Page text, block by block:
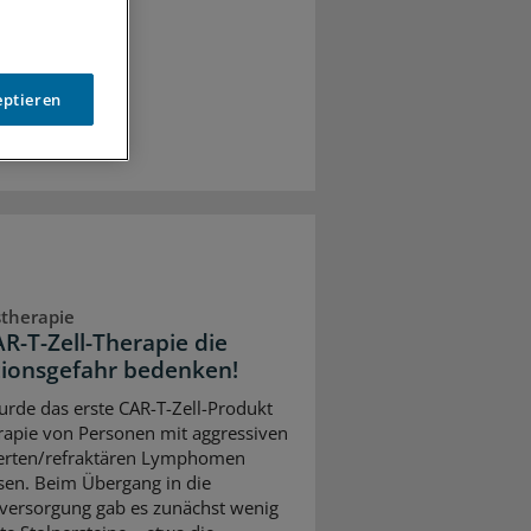
T-Zell-Therapie die
bedenken!
das erste CAR-T-Zell-Produkt
von Personen mit aggressiven
refraktären Lymphomen
Beim Übergang in die
gab es zunächst wenig